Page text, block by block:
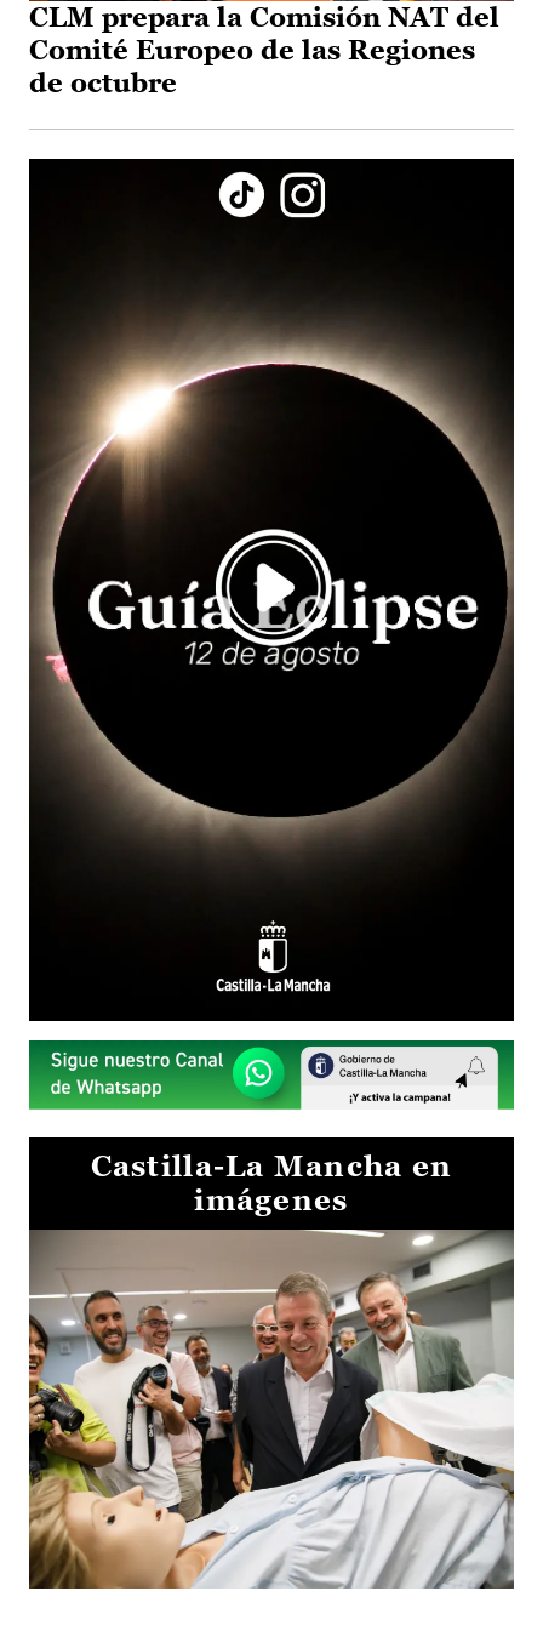
CLM prepara la Comisión NAT del
Comité Europeo de las Regiones
de octubre
Castilla-La Mancha en
imágenes